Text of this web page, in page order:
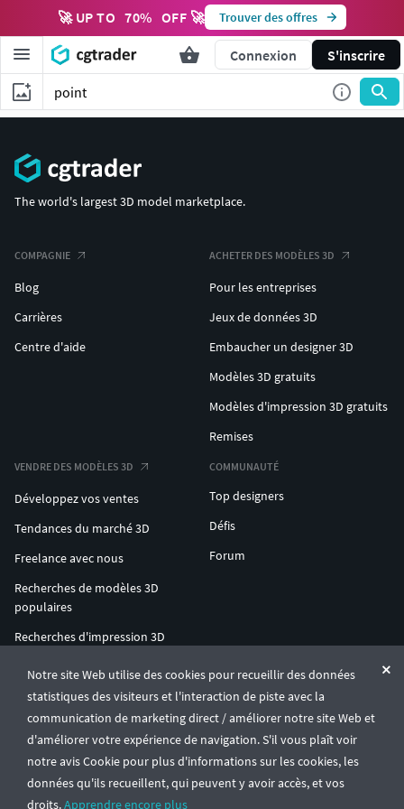
🚀 UP TO 70% OFF 🚀 Trouver des offres
Connexion S'inscrire
Notre site Web utilise des cookies pour recueillir des données
statistiques des visiteurs et l'interaction de piste avec la
communication de marketing direct / améliorer notre site Web et
d'améliorer votre expérience de navigation. S'il vous plaît voir
notre avis Cookie pour plus d'informations sur les cookies, les
données qu'ils recueillent, qui peuvent y avoir accès, et vos
droits.Apprendre encore plus
The world's largest 3D model marketplace.
COMPAGNIE
Blog
Carrières
Centre d'aide
ACHETER DES MODÈLES 3D
Pour les entreprises
Jeux de données 3D
Embaucher un designer 3D
Modèles 3D gratuits
Modèles d'impression 3D gratuits
Remises
VENDRE DES MODÈLES 3D
Développez vos ventes
Tendances du marché 3D
Freelance avec nous
Recherches de modèles 3D
populaires
Recherches d'impression 3D
COMMUNAUTÉ
Top designers
Défis
Forum
ENTERPRISE 3D AT SCALE
© CGTrader 2011-2026
UAB CGTrader, Antakalnio st. 17, Vilnius, Lithuania
Conditions généralesConfidentialité🇫🇷 Français